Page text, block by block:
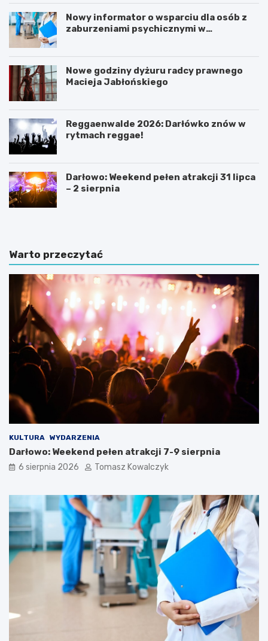
Nowy informator o wsparciu dla osób z
zaburzeniami psychicznymi w
Nowe godziny dyżuru radcy prawnego
Macieja Jabłońskiego
Reggaenwalde 2026: Darłówko znów w
rytmach reggae!
Darłowo: Weekend pełen atrakcji 31 lipca
– 2 sierpnia
Warto przeczytać
KULTURA WYDARZENIA
Darłowo: Weekend pełen atrakcji 7-9 sierpnia
6 sierpnia 2026 Tomasz Kowalczyk